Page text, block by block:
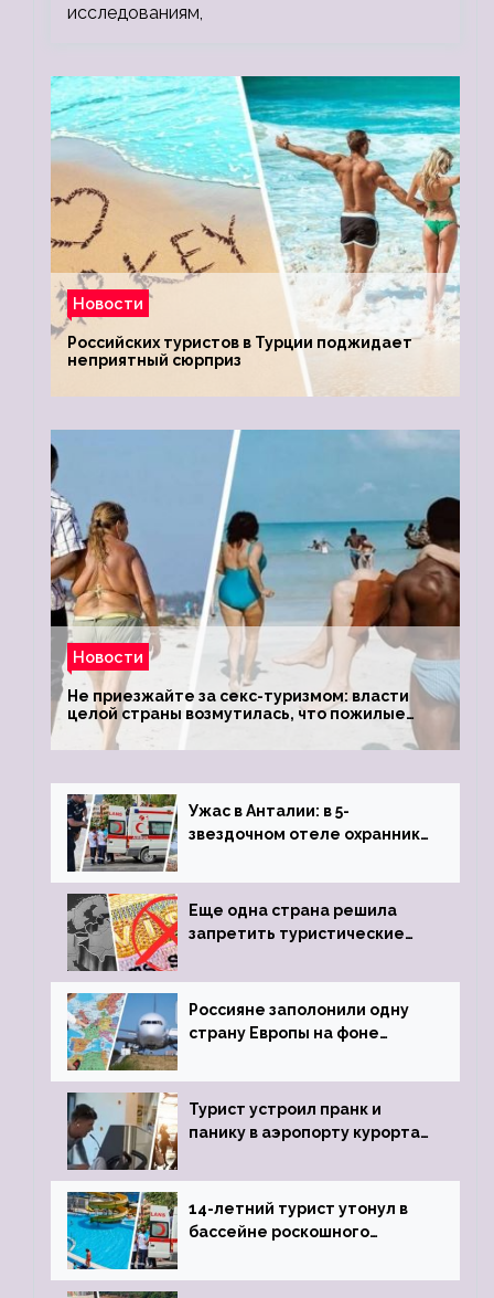
исследованиям,
Новости
Российских туристов в Турции поджидает
неприятный сюрприз
Новости
Не приезжайте за секс-туризмом: власти
целой страны возмутилась, что пожилые
туристки массово едут к ним, чтобы
обзавестись молодыми любовниками
Ужас в Анталии: в 5-
звездочном отеле охранник
пистолета
Еще одна страна решила
запретить туристические
Россияне заполонили одну
страну Европы на фоне
виз
Турист устроил пранк и
панику в аэропорту курорта,
задержке рейса
14-летний турист утонул в
бассейне роскошного